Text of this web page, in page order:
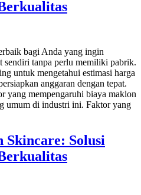
bagi Anda yang ingin
tanpa perlu memiliki pabrik.
untuk mengetahui estimasi harga
anggaran dengan tepat.
yang mempengaruhi biaya maklon
umum di industri ini. Faktor yang
Skincare: Solusi